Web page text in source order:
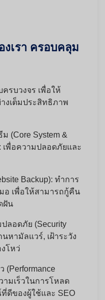
งเรา ครอบคลุม
รบวงจร เพื่อให้
งเต็มประสิทธิภาพ
(Core System &
เพื่อความปลอดภัยและ
Backup): ทำการ
อ เพื่อให้สามารถกู้คืน
ฝัน
ลอดภัย (Security
นหามัลแวร์, เฝ้าระวัง
โหว่
(Performance
ามเร็วในการโหลด
ดีของผู้ใช้และ SEO